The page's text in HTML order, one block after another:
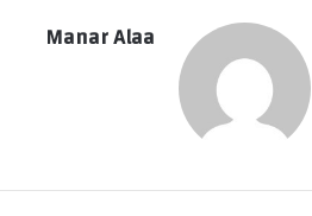
Manar Alaa